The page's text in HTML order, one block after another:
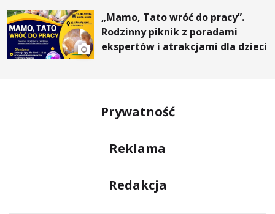
„Mamo, Tato wróć do pracy”.
Rodzinny piknik z poradami
ekspertów i atrakcjami dla dzieci
Prywatność
Reklama
Redakcja